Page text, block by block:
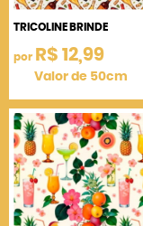
TRICOLINE BRINDE
por R$ 12,99
Valor de 50cm